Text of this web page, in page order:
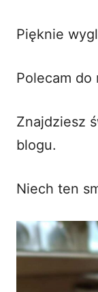
Pięknie
Polecam do
Znajdziesz
blogu.
Niech ten